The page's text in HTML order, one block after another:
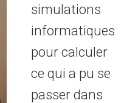
simulations
informatiques
pour calculer
ce qui a pu se
passer dans